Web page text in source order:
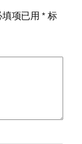
填项已用*标